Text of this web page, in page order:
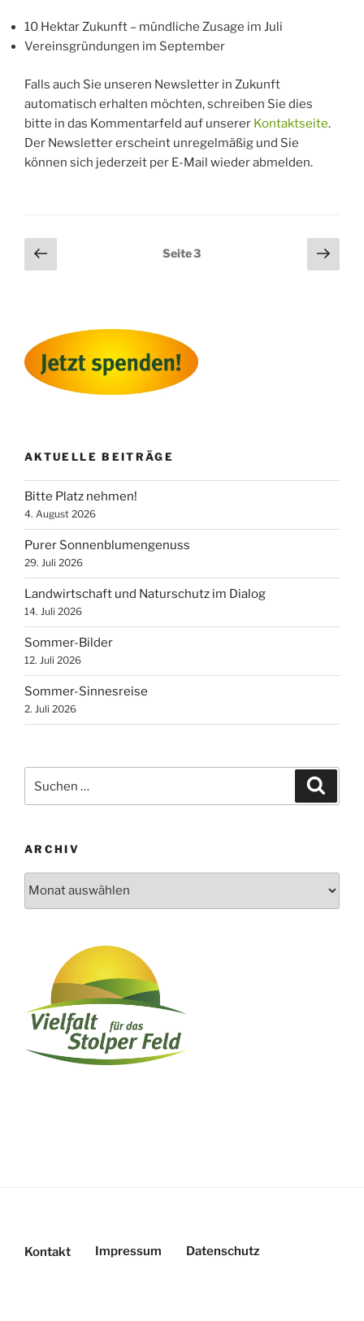
10 Hektar Zukunft – mündliche Zusage im Juli
Vereinsgründungen im September
Falls auch Sie unseren Newsletter in Zukunft
automatisch erhalten möchten, schreiben Sie dies
bitte in das Kommentarfeld auf unserer Kontaktseite.
Der Newsletter erscheint unregelmäßig und Sie
können sich jederzeit per E-Mail wieder abmelden.
Seitennummerierung
der
Vorherige
Seite
Seite3
AKTUELLE BEITRÄGE
Bitte Platz nehmen!
4. August 2026
Purer Sonnenblumengenuss
29. Juli 2026
Landwirtschaft und Naturschutz im Dialog
14. Juli 2026
Sommer-Bilder
12. Juli 2026
Sommer-Sinnesreise
2. Juli 2026
nach:
ARCHIV
Kontakt Impressum Datenschutz